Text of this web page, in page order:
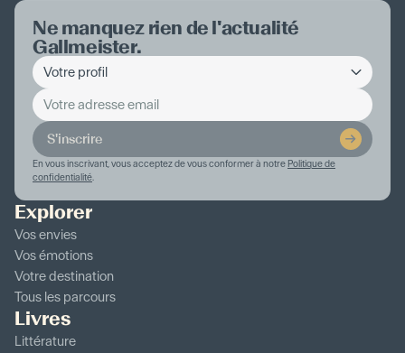
Ne manquez rien de l'actualité
Gallmeister.
S'inscrire
En vous inscrivant, vous acceptez de vous conformer à notre Politique de
confidentialité.
Explorer
Vos envies
Vos émotions
Votre destination
Tous les parcours
Livres
Littérature